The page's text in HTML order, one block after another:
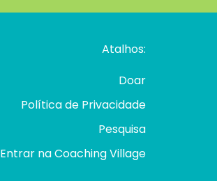
Atalhos:
Doar
Política de Privacidade
Pesquisa
Entrar na Coaching Village